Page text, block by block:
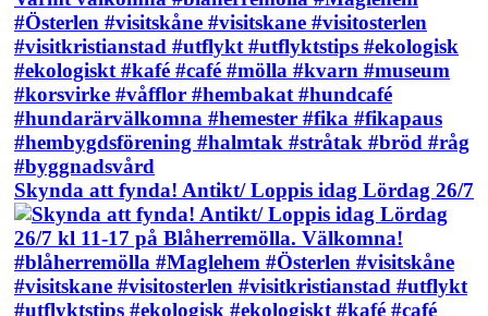
Skynda att fynda! Antikt/ Loppis idag Lördag 26/7